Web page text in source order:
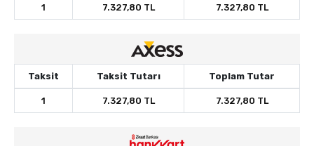
1 7.327,80 TL 7.327,80 TL
Taksit Taksit Tutarı Toplam Tutar
1 7.327,80 TL 7.327,80 TL